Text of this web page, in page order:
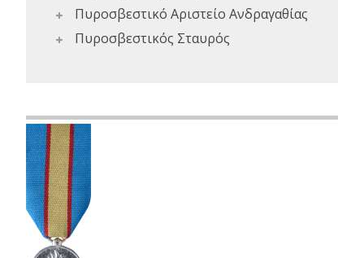
Πυροσβεστικό Αριστείο Ανδραγαθίας
Πυροσβεστικός Σταυρός